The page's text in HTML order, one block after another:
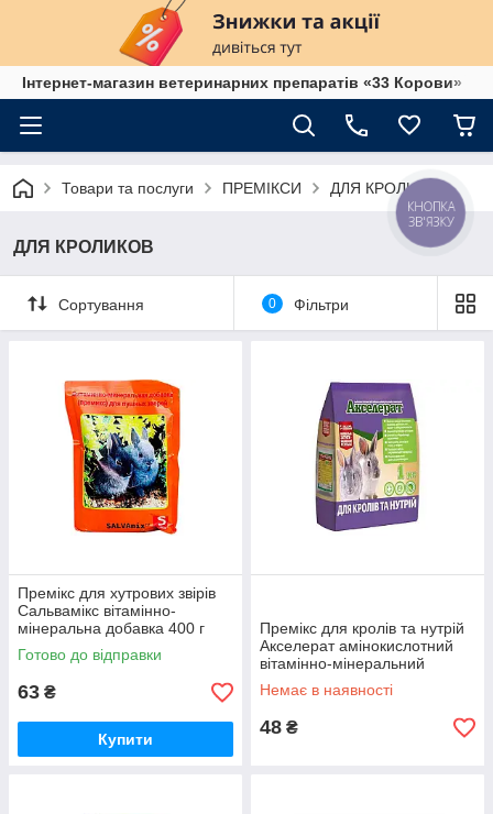
Інтернет-магазин ветеринарних препаратів «33 Корови»
Товари та послуги ПРЕМІКСИ ДЛЯ КРОЛИКОВ
ДЛЯ КРОЛИКОВ
Сортування 0 Фільтри
Премікс для хутрових звірів
Сальвамікс вітамінно-
мінеральна добавка 400 г
Salvana
Готово до відправки
63 ₴
Купити
Премікс для кролів та нутрій
Акселерат амінокислотний
вітамінно-мінеральний
комплекс 1 кг O.L.KAR
Немає в наявності
48 ₴
КНОПКА
ЗВ'ЯЗКУ